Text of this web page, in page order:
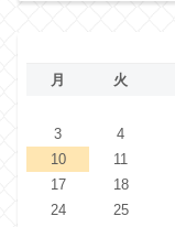
月 火
3
4
10
11
17
18
24
25